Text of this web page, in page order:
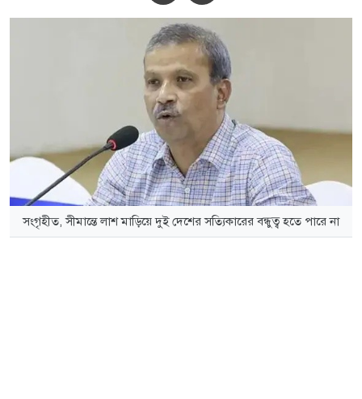
সংগৃহীত, সীমান্তে লাশ মাড়িয়ে দুই দেশের সত্যিকারের বন্ধুত্ব হতে পারে না